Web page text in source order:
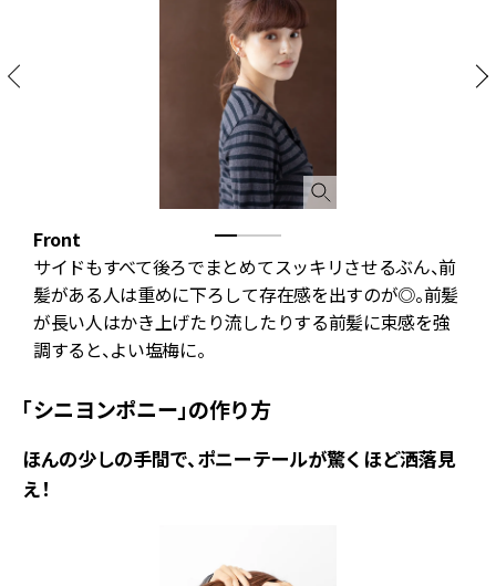
Front
サイドもすべて後ろでまとめてスッキリさせるぶん、前
髪がある人は重めに下ろして存在感を出すのが◎。前髪
が長い人はかき上げたり流したりする前髪に束感を強
調すると、よい塩梅に。
「シニヨンポニー」の作り方
ほんの少しの手間で、ポニーテールが驚くほど洒落見
え！